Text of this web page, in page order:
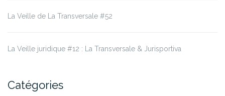
La Veille de La Transversale #52
La Veille juridique #12 : La Transversale & Jurisportiva
Catégories